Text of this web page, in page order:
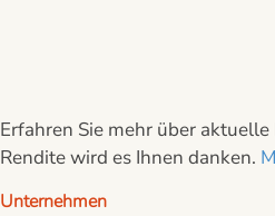
Erfahren Sie mehr über
Rendite wird es Ihnen danken.
Unternehmen